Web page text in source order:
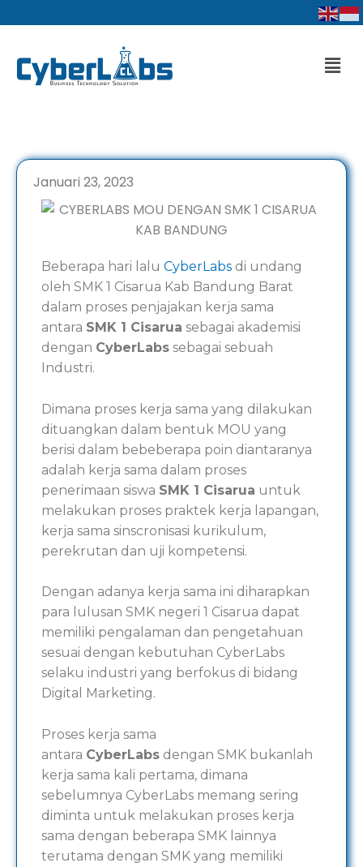
ke
Januari 23, 2023
Beberapa hari lalu CyberLabs di undang
oleh SMK 1 Cisarua Kab Bandung Barat
dalam proses penjajakan kerja sama
antara SMK 1 Cisarua sebagai akademisi
dengan CyberLabs sebagai sebuah
Industri.
Dimana proses kerja sama yang dilakukan
dituangkan dalam bentuk MOU yang
berisi dalam bebeberapa poin diantaranya
adalah kerja sama dalam proses
penerimaan siswa SMK 1 Cisarua untuk
melakukan proses praktek kerja lapangan,
kerja sama sinscronisasi kurikulum,
perekrutan dan uji kompetensi.
Dengan adanya kerja sama ini diharapkan
para lulusan SMK negeri 1 Cisarua dapat
memiliki pengalaman dan pengetahuan
sesuai dengan kebutuhan CyberLabs
selaku industri yang berfokus di bidang
Digital Marketing.
Proses kerja sama
antara CyberLabs dengan SMK bukanlah
kerja sama kali pertama, dimana
sebelumnya CyberLabs memang sering
diminta untuk melakukan proses kerja
sama dengan beberapa SMK lainnya
terutama dengan SMK yang memiliki